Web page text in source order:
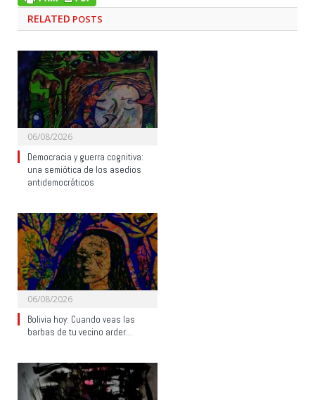
RELATED POSTS
06/08/2026
Democracia y guerra cognitiva:
una semiótica de los asedios
antidemocráticos
06/08/2026
Bolivia hoy: Cuando veas las
barbas de tu vecino arder…